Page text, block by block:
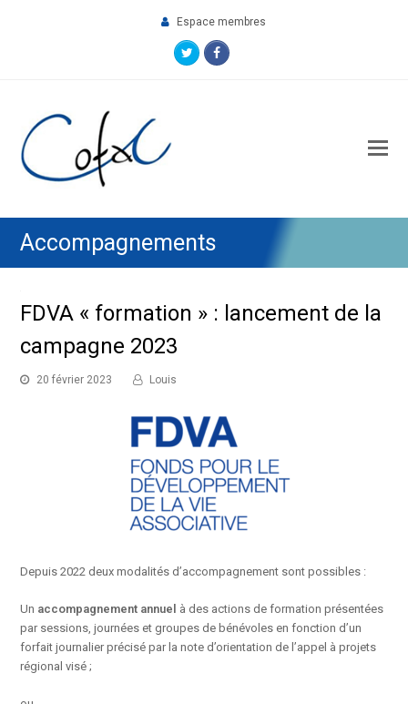
Espace membres
TwitterFacebook
Accompagnements
FDVA « formation » : lancement de la
campagne 2023
20 février 2023 Louis
Depuis 2022 deux modalités d’accompagnement sont possibles :
Un accompagnement annuel à des actions de formation présentées
par sessions, journées et groupes de bénévoles en fonction d’un
forfait journalier précisé par la note d’orientation de l’appel à projets
régional visé ;